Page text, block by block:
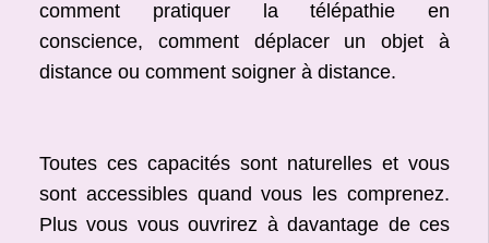
comment pratiquer la télépathie en
conscience, comment déplacer un objet à
distance ou comment soigner à distance.
Toutes ces capacités sont naturelles et vous
sont accessibles quand vous les comprenez.
Plus vous vous ouvrirez à davantage de ces